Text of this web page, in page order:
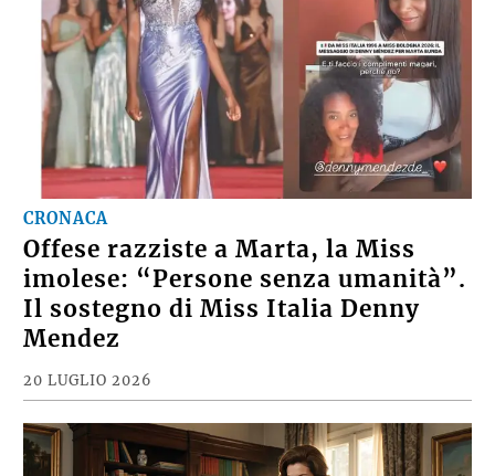
CRONACA
Offese razziste a Marta, la Miss
imolese: “Persone senza umanità”.
Il sostegno di Miss Italia Denny
Mendez
20 LUGLIO 2026